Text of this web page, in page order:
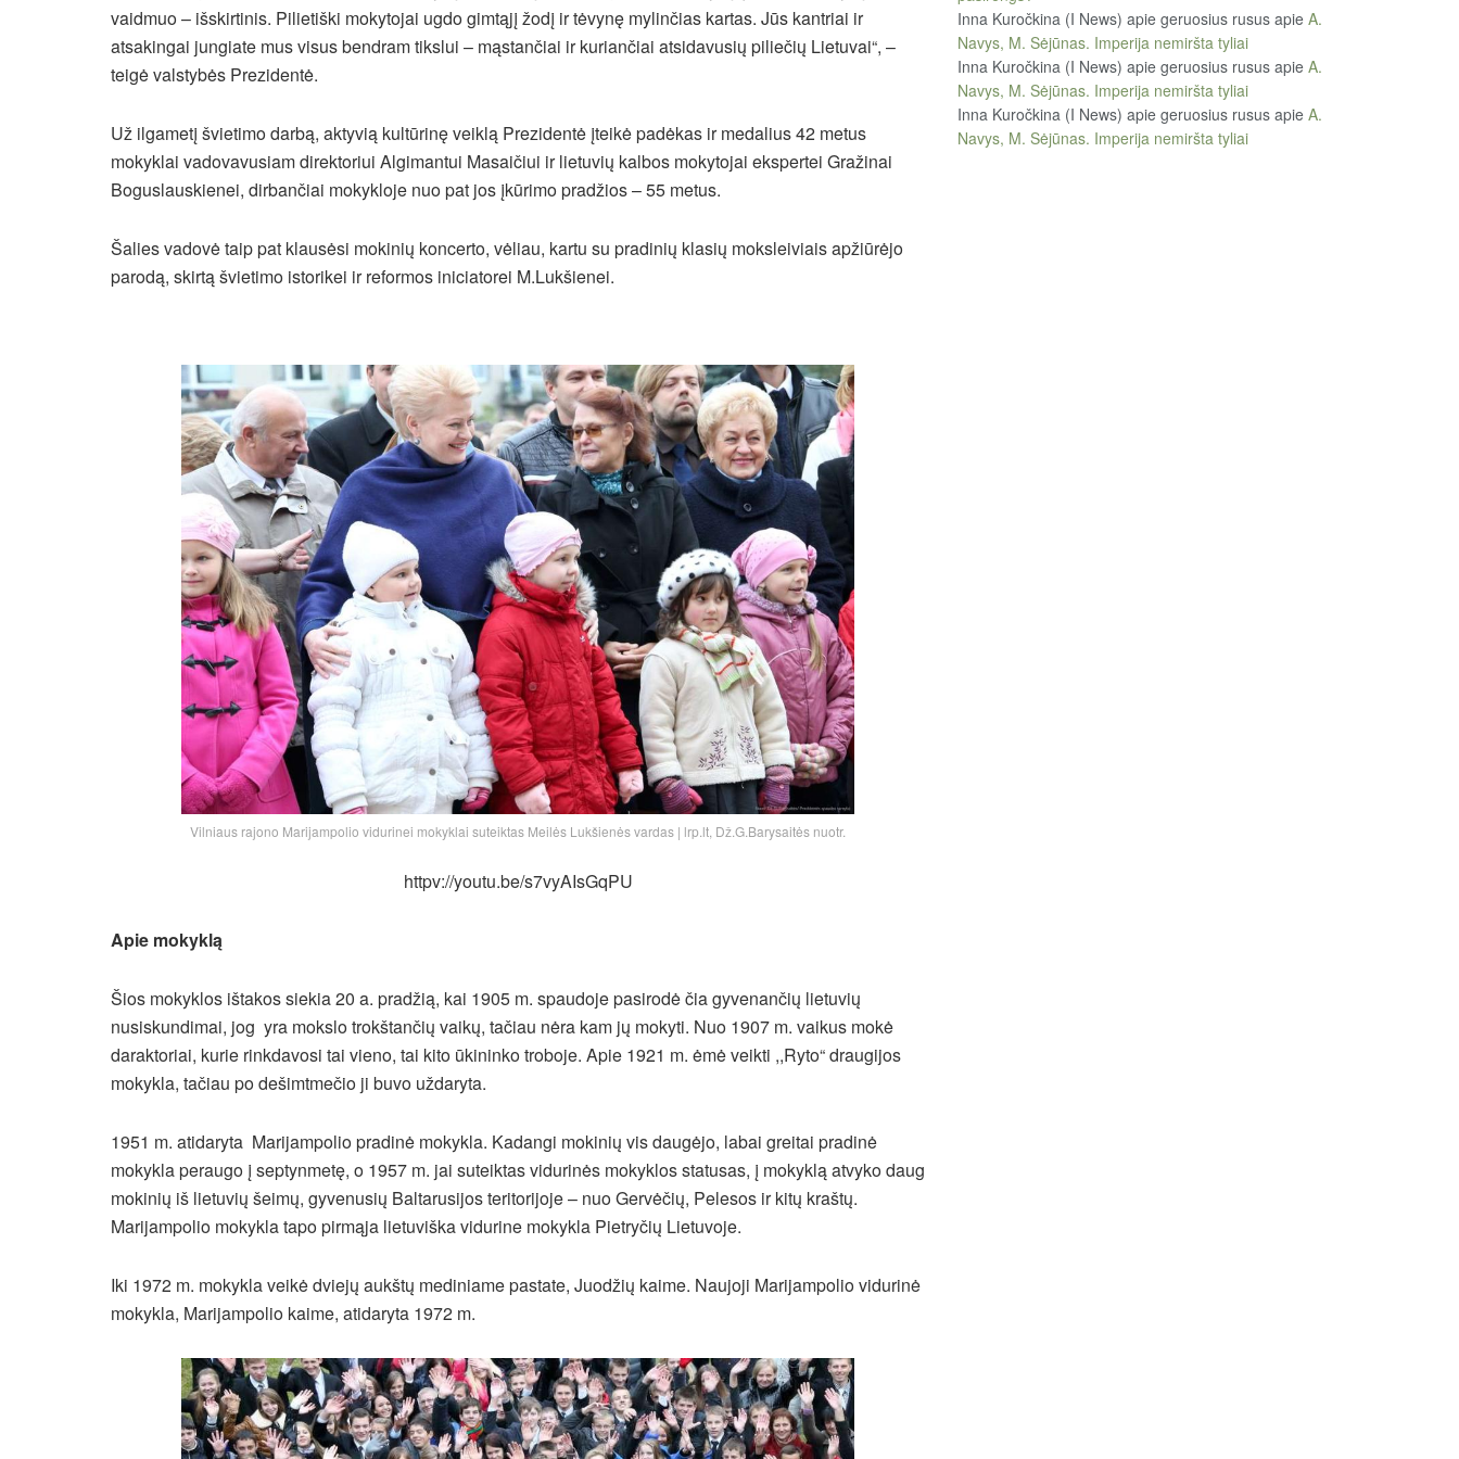
vaidmuo – išskirtinis. Pilietiški mokytojai ugdo gimtąjį žodį ir tėvynę mylinčias kartas. Jūs kantriai ir
atsakingai jungiate mus visus bendram tikslui – mąstančiai ir kuriančiai atsidavusių piliečių Lietuvai“, –
teigė valstybės Prezidentė.
Už ilgametį švietimo darbą, aktyvią kultūrinę veiklą Prezidentė įteikė padėkas ir medalius 42 metus
mokyklai vadovavusiam direktoriui Algimantui Masaičiui ir lietuvių kalbos mokytojai ekspertei Gražinai
Boguslauskienei, dirbančiai mokykloje nuo pat jos įkūrimo pradžios – 55 metus.
Šalies vadovė taip pat klausėsi mokinių koncerto, vėliau, kartu su pradinių klasių moksleiviais apžiūrėjo
parodą, skirtą švietimo istorikei ir reformos iniciatorei M.Lukšienei.
Vilniaus rajono Marijampolio vidurinei mokyklai suteiktas Meilės Lukšienės vardas | lrp.lt, Dž.G.Barysaitės nuotr.
httpv://youtu.be/s7vyAIsGqPU
Apie mokyklą
Šios mokyklos ištakos siekia 20 a. pradžią, kai 1905 m. spaudoje pasirodė čia gyvenančių lietuvių
nusiskundimai, jog yra mokslo trokštančių vaikų, tačiau nėra kam jų mokyti. Nuo 1907 m. vaikus mokė
daraktoriai, kurie rinkdavosi tai vieno, tai kito ūkininko troboje. Apie 1921 m. ėmė veikti ,,Ryto“ draugijos
mokykla, tačiau po dešimtmečio ji buvo uždaryta.
1951 m. atidaryta Marijampolio pradinė mokykla. Kadangi mokinių vis daugėjo, labai greitai pradinė
mokykla peraugo į septynmetę, o 1957 m. jai suteiktas vidurinės mokyklos statusas, į mokyklą atvyko daug
mokinių iš lietuvių šeimų, gyvenusių Baltarusijos teritorijoje – nuo Gervėčių, Pelesos ir kitų kraštų.
Marijampolio mokykla tapo pirmąja lietuviška vidurine mokykla Pietryčių Lietuvoje.
Iki 1972 m. mokykla veikė dviejų aukštų mediniame pastate, Juodžių kaime. Naujoji Marijampolio vidurinė
mokykla, Marijampolio kaime, atidaryta 1972 m.
Inna Kuročkina (I News) apie geruosius rusus apie A.
Navys, M. Sėjūnas. Imperija nemiršta tyliai
Inna Kuročkina (I News) apie geruosius rusus apie A.
Navys, M. Sėjūnas. Imperija nemiršta tyliai
Inna Kuročkina (I News) apie geruosius rusus apie A.
Navys, M. Sėjūnas. Imperija nemiršta tyliai